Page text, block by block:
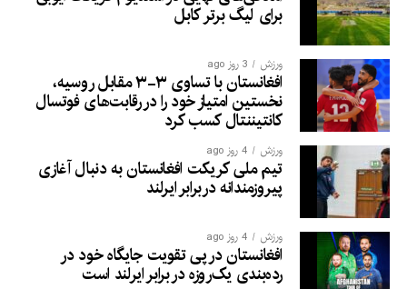
برای لیگ برتر کابل
ورزش 3 روز ago
افغانستان با تساوی ۳-۳ مقابل روسیه،
نخستین امتیاز خود را در رقابت‌های فوتسال
کانتیننتال کسب کرد
ورزش 4 روز ago
تیم ملی کریکت افغانستان به دنبال آغازی
پیروزمندانه دربرابر ایرلند
ورزش 4 روز ago
افغانستان در پی تقویت جایگاه خود در
رده‌بندی یک‌روزه در برابر ایرلند است